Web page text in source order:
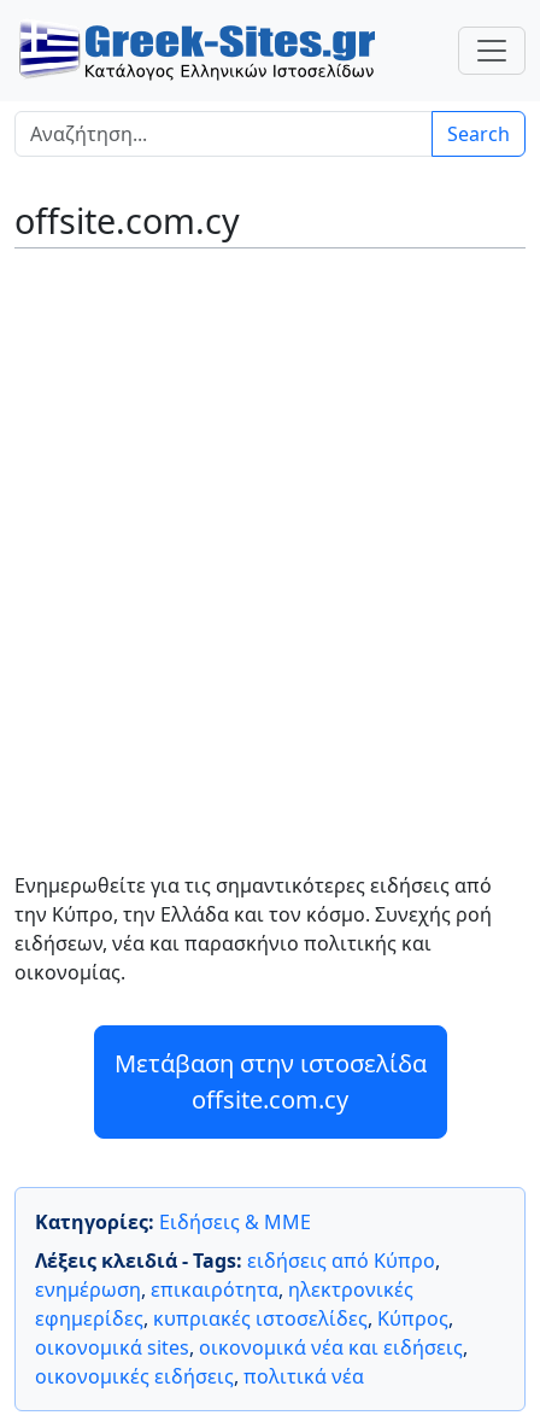
Search
offsite.com.cy
Ενημερωθείτε για τις σημαντικότερες ειδήσεις από
την Κύπρο, την Ελλάδα και τον κόσμο. Συνεχής ροή
ειδήσεων, νέα και παρασκήνιο πολιτικής και
οικονομίας.
Μετάβαση στην ιστοσελίδα
offsite.com.cy
Κατηγορίες: Ειδήσεις & ΜΜΕ
Λέξεις κλειδιά - Tags: ειδήσεις από Κύπρο,
ενημέρωση, επικαιρότητα, ηλεκτρονικές
εφημερίδες, κυπριακές ιστοσελίδες, Κύπρος,
οικονομικά sites, οικονομικά νέα και ειδήσεις,
οικονομικές ειδήσεις, πολιτικά νέα